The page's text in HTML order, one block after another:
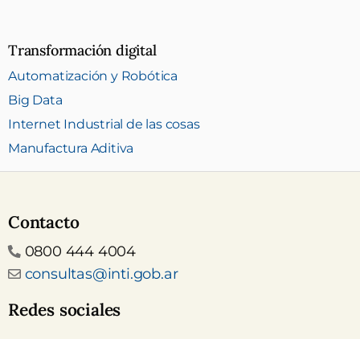
Transformación digital
Automatización y Robótica
Big Data
Internet Industrial de las cosas
Manufactura Aditiva
Contacto
Teléfono
0800 444 4004
Email
consultas@inti.gob.ar
Redes sociales